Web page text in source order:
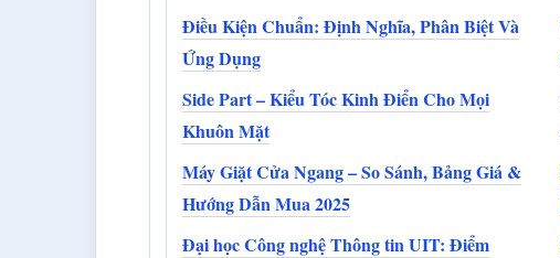
Điều Kiện Chuẩn: Định Nghĩa, Phân Biệt Và
Ứng Dụng
Side Part – Kiểu Tóc Kinh Điển Cho Mọi
Khuôn Mặt
Máy Giặt Cửa Ngang – So Sánh, Bảng Giá &
Hướng Dẫn Mua 2025
Đại học Công nghệ Thông tin UIT: Điểm